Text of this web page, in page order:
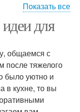
покрытия
Показать все
для
общаемся с
после тяжелого
было уютно и
в кухне, то вы